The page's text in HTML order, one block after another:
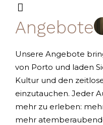
Angebote
Unsere Angebote
von Porto und laden
Kultur und den
einzutauchen. Jeder
mehr zu erleben:
mehr